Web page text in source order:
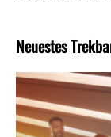
Neuestes